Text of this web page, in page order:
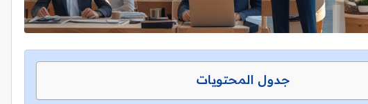
جدول المحتويات